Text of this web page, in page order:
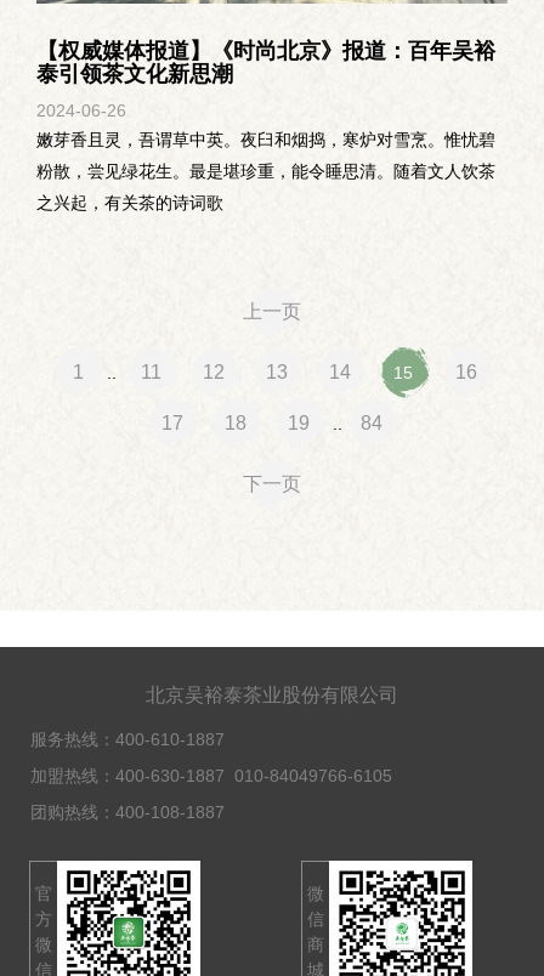
【权威媒体报道】《时尚北京》报道：百年吴裕
泰引领茶文化新思潮
2024-06-26
嫩芽香且灵，吾谓草中英。夜臼和烟捣，寒炉对雪烹。惟忧碧
粉散，尝见绿花生。最是堪珍重，能令睡思清。随着文人饮茶
之兴起，有关茶的诗词歌
上一页
1 11 12 13 14 15 16
17 18 19 84
下一页
北京吴裕泰茶业股份有限公司
服务热线： 400-610-1887
加盟热线： 400-630-1887 010-84049766-6105
团购热线： 400-108-1887
官
方
微
信
微
信
商
城